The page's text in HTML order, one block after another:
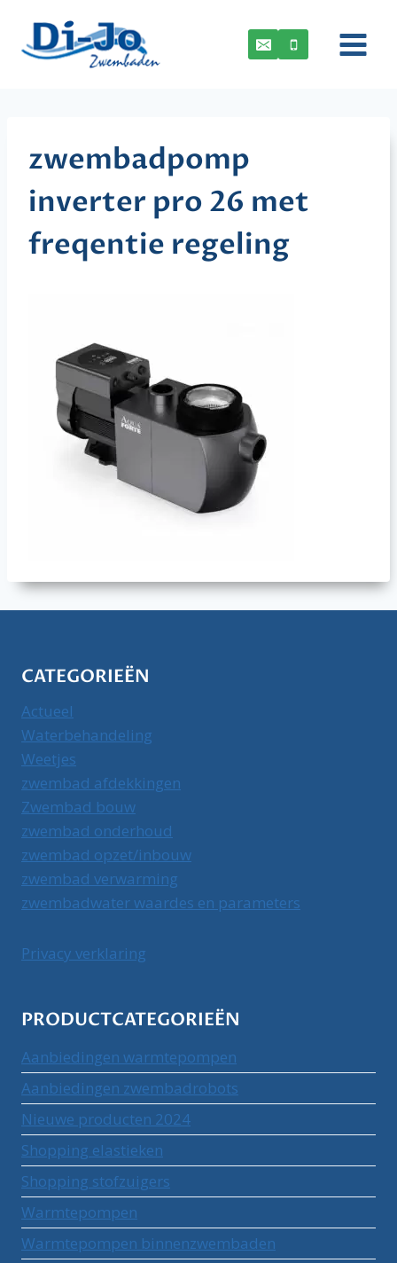
inhoud
zwembadpomp
inverter pro 26 met
freqentie regeling
CATEGORIEËN
Actueel
Waterbehandeling
Weetjes
zwembad afdekkingen
Zwembad bouw
zwembad onderhoud
zwembad opzet/inbouw
zwembad verwarming
zwembadwater waardes en parameters
Privacy verklaring
PRODUCTCATEGORIEËN
Aanbiedingen warmtepompen
Aanbiedingen zwembadrobots
Nieuwe producten 2024
Shopping elastieken
Shopping stofzuigers
Warmtepompen
Warmtepompen binnenzwembaden